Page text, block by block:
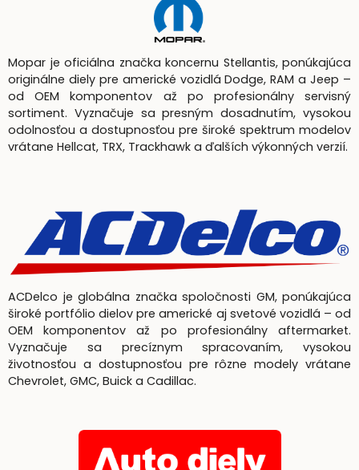
Mopar je oficiálna značka koncernu Stellantis, ponúkajúca
originálne diely pre americké vozidlá Dodge, RAM a Jeep –
od OEM komponentov až po profesionálny servisný
sortiment. Vyznačuje sa presným dosadnutím, vysokou
odolnosťou a dostupnosťou pre široké spektrum modelov
vrátane Hellcat, TRX, Trackhawk a ďalších výkonných verzií.
ACDelco je globálna značka spoločnosti GM, ponúkajúca
široké portfólio dielov pre americké aj svetové vozidlá – od
OEM komponentov až po profesionálny aftermarket.
Vyznačuje sa precíznym spracovaním, vysokou
životnosťou a dostupnosťou pre rôzne modely vrátane
Chevrolet, GMC, Buick a Cadillac.